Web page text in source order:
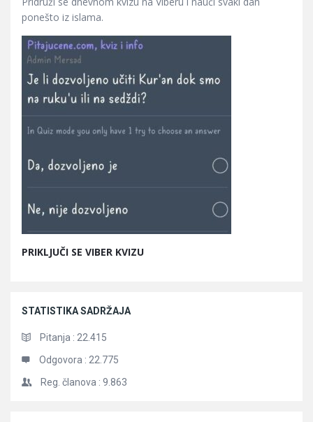
ponešto iz islama.
PRIKLJUČI SE VIBER KVIZU
STATISTIKA SADRŽAJA
Pitanja : 22.415
Odgovora : 22.775
Reg. članova : 9.863